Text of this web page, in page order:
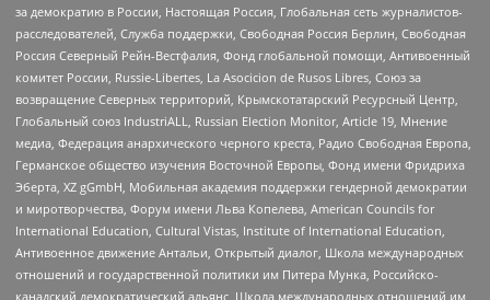
за демократию в России, Настоящая Россия, Глобальная сеть журналистов-
расследователей, Служба поддержки, Свободная Россия Берлин, Свободная
Россия Северный Рейн-Вестфалия, Фонд глобальной помощи, Антивоенный
комитет России, Russie-Libertes, La Asocicion de Rusos Libres, Союз за
возвращение Северных территорий, Крымскотатарский Ресурсный Центр,
Глобальный союз IndustriALL, Russian Election Monitor, Article 19, Мнение
медиа, Федерация анархического черного креста, Радио Свободная Европа,
Германское общество изучения Восточной Европы, Фонд имени Фридриха
Эберта, XZ gGmbH, Мобильная академия поддержки гендерной демократии
и миротворчества, Форум имени Льва Копелева, American Councils for
International Education, Cultural Vistas, Institute of International Education,
Антивоенное движение Антальи, Открытый диалог, Школа международных
отношений и государственной политики им Питера Мунка, Российско-
канадский демократический альянс, Школа международных отношений им